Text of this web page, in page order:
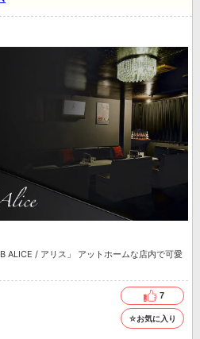
ALICE / アリス」 アットホームな店内で可愛
7
☆お気に入り